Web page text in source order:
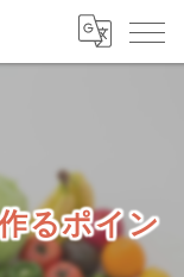
るポイン